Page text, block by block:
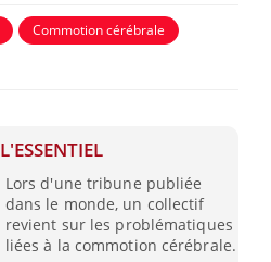
Commotion cérébrale
L'ESSENTIEL
Lors d'une tribune publiée
dans le monde, un collectif
revient sur les problématiques
liées à la commotion cérébrale.